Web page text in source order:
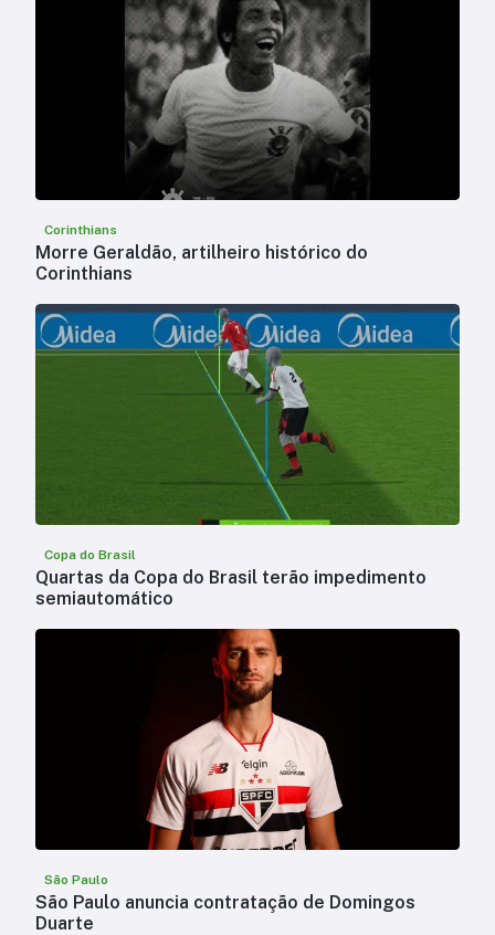
Corinthians
Morre Geraldão, artilheiro histórico do
Corinthians
Copa do Brasil
Quartas da Copa do Brasil terão impedimento
semiautomático
São Paulo
São Paulo anuncia contratação de Domingos
Duarte